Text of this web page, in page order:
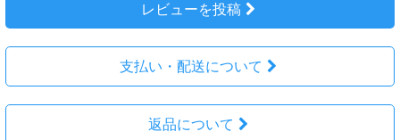
レビューを投稿
支払い・配送について
返品について